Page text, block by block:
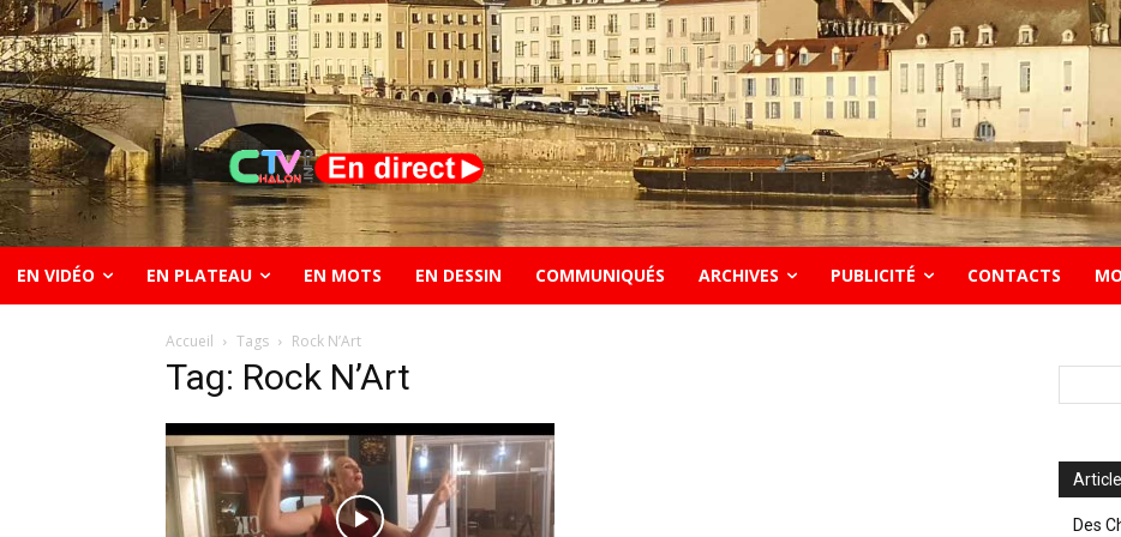
EN VIDÉO EN PLATEAU EN MOTS EN DESSIN COMMUNIQUÉS ARCHIVES PUBLICITÉ CONTACTS
Accueil Tags Rock N’Art
Tag: Rock N’Art
Des